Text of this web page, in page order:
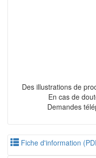
Des illustrations de
En cas de
Demandes
Fiche d'information